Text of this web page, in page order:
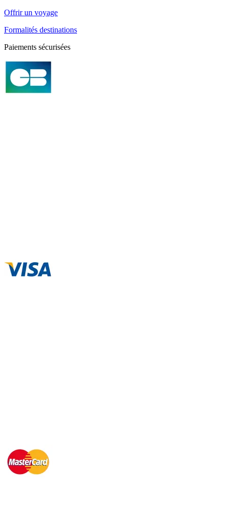
Offrir un voyage
Formalités destinations
Paiements sécurisées